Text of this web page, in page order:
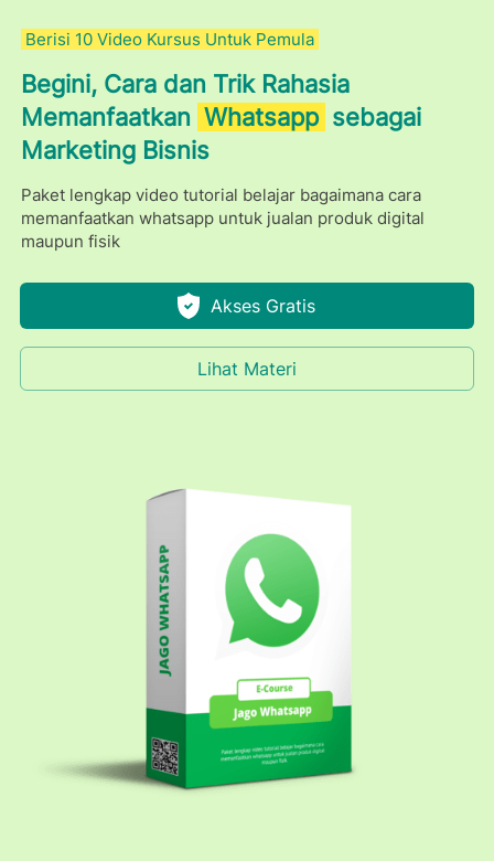
Berisi 10 Video Kursus Untuk Pemula
Begini, Cara dan Trik Rahasia
Memanfaatkan Whatsapp sebagai
Marketing Bisnis
Paket lengkap video tutorial belajar bagaimana cara
memanfaatkan whatsapp untuk jualan produk digital
maupun fisik
` Akses Gratis
`Lihat Materi